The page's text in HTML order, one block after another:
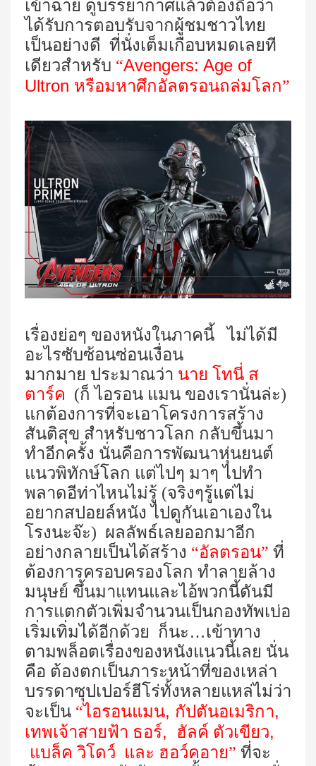
เข้าฉาย ดูบรรยากาศแล้วต้องถือว่า
ได้รับการตอบรับจากผู้ชมชาวไทย
เป็นอย่างดี ที่นั่งเต็มเกือบหมดเลยที
เดียวสำหรับ “Avengers: Age of
Ultron หรือมหาศึกอัลตรอนถล่มโลก”
เรื่องย่อๆ ของหนังในภาคนี้ไม่ได้มี
อะไรซับซ้อนซ่อนเงื่อน
มากมาย ประมาณว่า นาย โทนี่ ส
ตาร์ค (ก็ ไอรอน แมน ของเรานั่นล่ะ)
แกต้องการที่จะเอาโครงการสร้าง
สันติสุข สำหรับชาวโลก กลับขึ้นมา
ทำอีกครั้ง นั่นคือการพัฒนาหุ่นยนต์
แนวพิทักษ์โลก แต่ไปๆ มาๆ ไปทำ
พลาดอีท่าไหนไม่รู้ (จริงๆรู้แต่ไม่
อยากสปอยล์หนัง ไปดูกันเอาเองใน
โรงนะจ๊ะ) ผลลัพธ์เลยออกมาอีก
อย่างกลายเป็นได้สร้าง “อัลตรอน” ที่
ต้องการครอบครองโลก ทำลายล้าง
มนุษย์ ขึ้นมาแทนและไอ้พวกนี้ดันมี
การแตกตัวเพิ่มจำนวนเป็นกองทัพเบ่อ
เริ่มเทิ่มได้อีกด้วย ก็นะ…เข้าทาง
ตามพล็อตเรื่องของหนังแนวนี้เลย นั่น
คือ ต้องตกเป็นภาระหน้าที่ของเหล่า
บรรดาซุปเปอร์ฮีโร่ทั้งหลายแหล่ไม่ว่า
จะเป็น “ไอรอนแมน, กัปตันอเมริกา,
เทพเจ้าสายฟ้า ธอร์, ฮัลค์ ตัวเขียว,
แบล็ค วิโดว์ และ ฮอว์คอาย” ที่จะ